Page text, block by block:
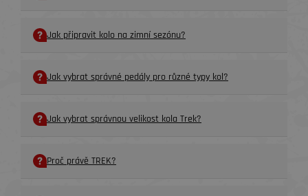
Jak připravit kolo na zimní sezónu?
Jak vybrat správné pedály pro různé typy kol?
Jak vybrat správnou velikost kola Trek?
Proč právě TREK?